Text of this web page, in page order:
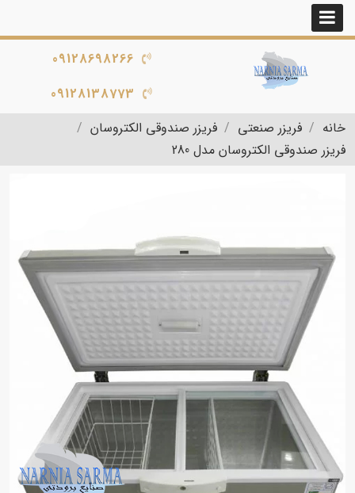
09128698266
09128138773
خانه
فریزر صنعتی
فریزر صندوقی الکتروسان
فریزر صندوقی الکتروسان مدل 280